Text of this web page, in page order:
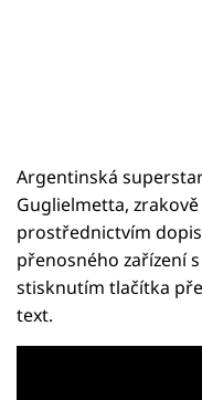
Argentinská
Guglielmetta,
prostřednictvím
přenosného zařízení
stisknutím tlačítka
text.